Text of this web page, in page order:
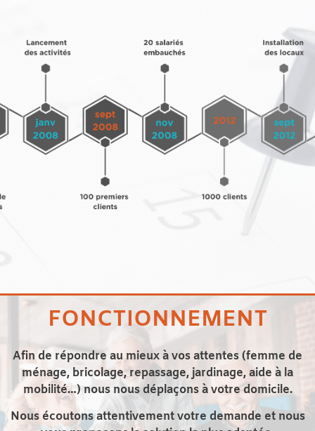
FONCTIONNEMENT
Afin de répondre au mieux à vos attentes (femme de
ménage, bricolage, repassage, jardinage, aide à la
mobilité…) nous nous déplaçons à votre domicile.
Nous écoutons attentivement votre demande et nous